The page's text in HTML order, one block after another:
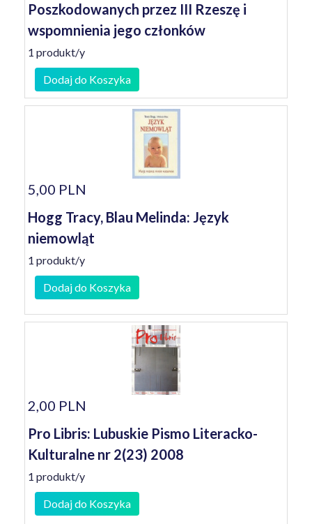
Poszkodowanych przez III Rzeszę i
wspomnienia jego członków
1 produkt/y
Dodaj do Koszyka
5,00 PLN
Hogg Tracy, Blau Melinda: Język
niemowląt
1 produkt/y
Dodaj do Koszyka
2,00 PLN
Pro Libris: Lubuskie Pismo Literacko-
Kulturalne nr 2(23) 2008
1 produkt/y
Dodaj do Koszyka